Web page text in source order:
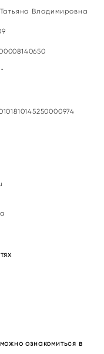
Владимировна
ознакомиться в